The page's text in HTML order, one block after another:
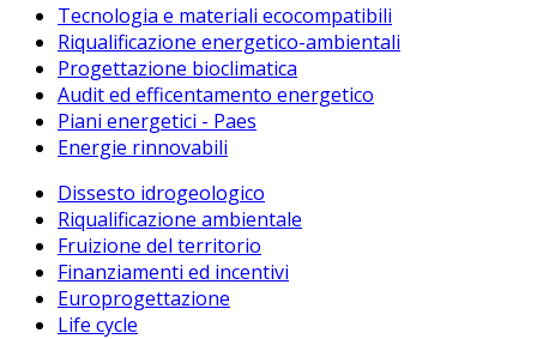
Tecnologia e materiali ecocompatibili
Riqualificazione energetico-ambientali
Progettazione bioclimatica
Audit ed efficentamento energetico
Piani energetici - Paes
Energie rinnovabili
Dissesto idrogeologico
Riqualificazione ambientale
Fruizione del territorio
Finanziamenti ed incentivi
Europrogettazione
Life cycle